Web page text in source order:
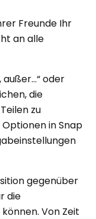
Freunde Ihr
an alle
außer…“ oder
die
zu
in Snap
gegenüber
die
Von Zeit